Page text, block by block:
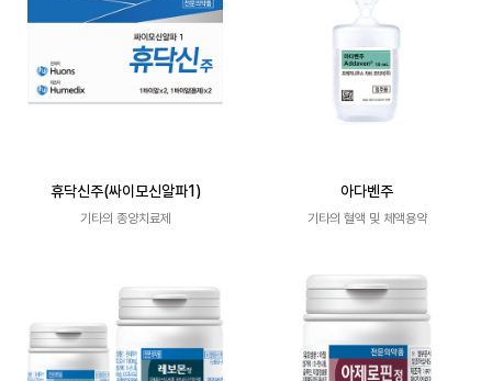
휴닥신주(싸이모신알파1)
기타의 종양치료제
아다벤주
기타의 혈액 및 체액용약